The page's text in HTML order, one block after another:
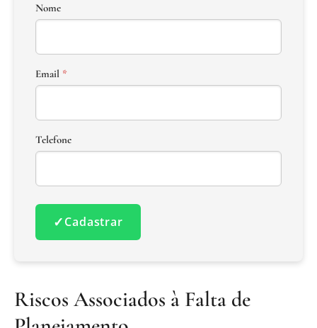
Nome
Email *
Telefone
✓Cadastrar
Riscos Associados à Falta de